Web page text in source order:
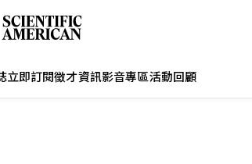
立即訂閱徵才資訊影音專區活動回顧